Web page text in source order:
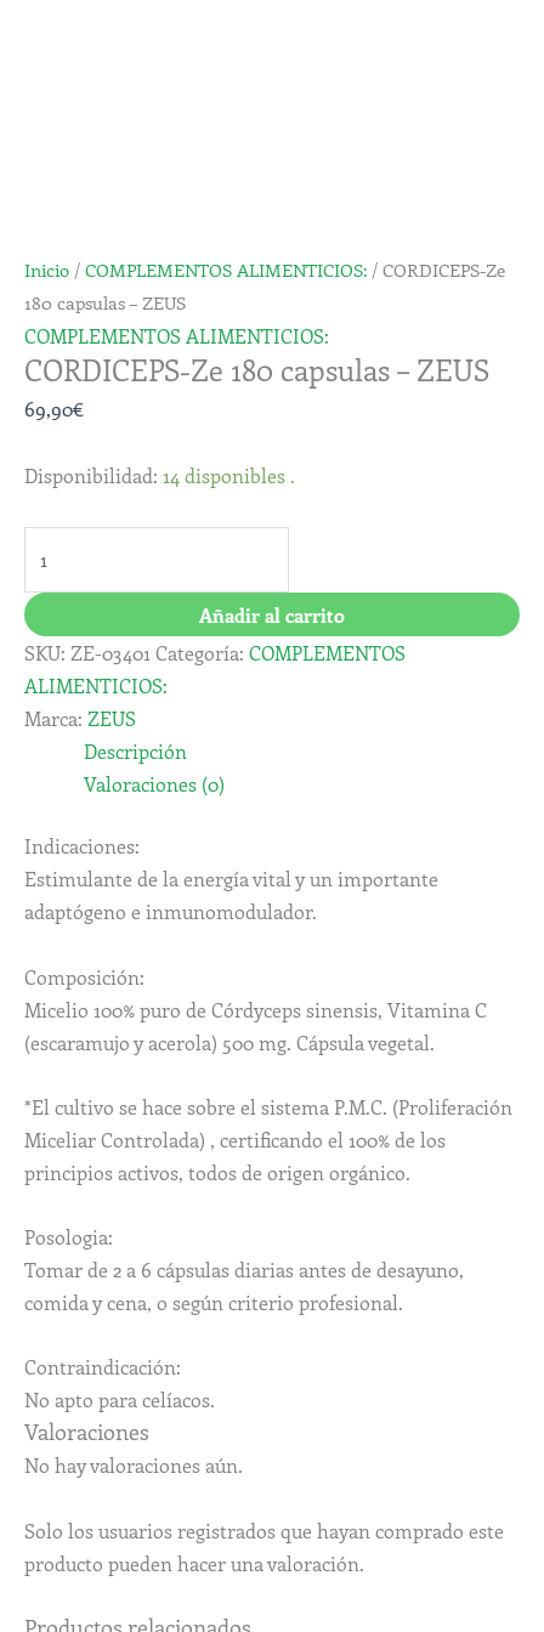
Inicio / COMPLEMENTOS ALIMENTICIOS: / CORDICEPS-Ze
180 capsulas – ZEUS
COMPLEMENTOS ALIMENTICIOS:
CORDICEPS-Ze 180 capsulas – ZEUS
69,90€
Disponibilidad: 14 disponibles .
Añadir al carrito
SKU: ZE-03401 Categoría: COMPLEMENTOS
ALIMENTICIOS:
Marca: ZEUS
Descripción
Valoraciones (0)
Indicaciones:
Estimulante de la energía vital y un importante
adaptógeno e inmunomodulador.
Composición:
Micelio 100% puro de Córdyceps sinensis, Vitamina C
(escaramujo y acerola) 500 mg. Cápsula vegetal.
*El cultivo se hace sobre el sistema P.M.C. (Proliferación
Miceliar Controlada) , certificando el 100% de los
principios activos, todos de origen orgánico.
Posologia:
Tomar de 2 a 6 cápsulas diarias antes de desayuno,
comida y cena, o según criterio profesional.
Contraindicación:
No apto para celíacos.
Valoraciones
No hay valoraciones aún.
Solo los usuarios registrados que hayan comprado este
producto pueden hacer una valoración.